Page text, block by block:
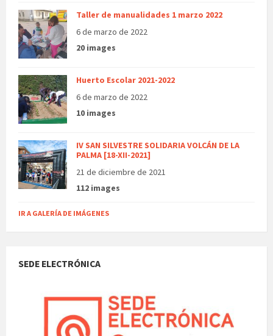
Taller de manualidades 1 marzo 2022
6 de marzo de 2022
20 images
Huerto Escolar 2021-2022
6 de marzo de 2022
10 images
IV SAN SILVESTRE SOLIDARIA VOLCÁN DE LA
PALMA [18-XII-2021]
21 de diciembre de 2021
112 images
IR A GALERÍA DE IMÁGENES
SEDE ELECTRÓNICA